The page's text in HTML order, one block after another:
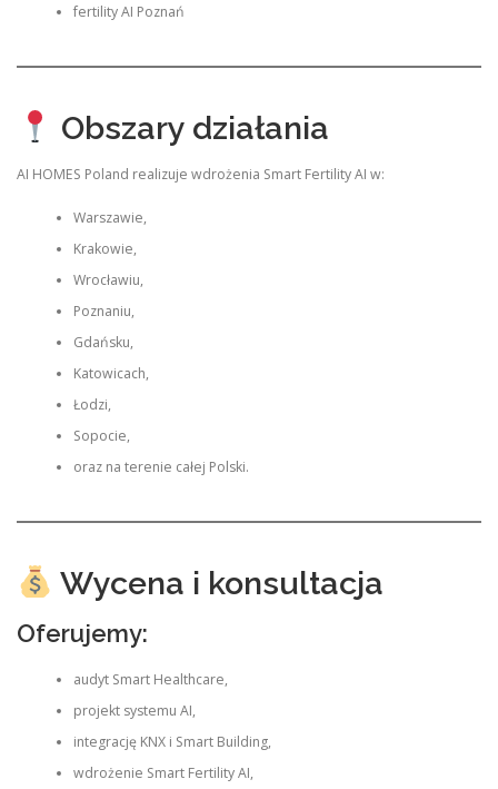
fertility AI Poznań
Obszary działania
AI HOMES Poland realizuje wdrożenia Smart Fertility AI w:
Warszawie,
Krakowie,
Wrocławiu,
Poznaniu,
Gdańsku,
Katowicach,
Łodzi,
Sopocie,
oraz na terenie całej Polski.
Wycena i konsultacja
Oferujemy:
audyt Smart Healthcare,
projekt systemu AI,
integrację KNX i Smart Building,
wdrożenie Smart Fertility AI,